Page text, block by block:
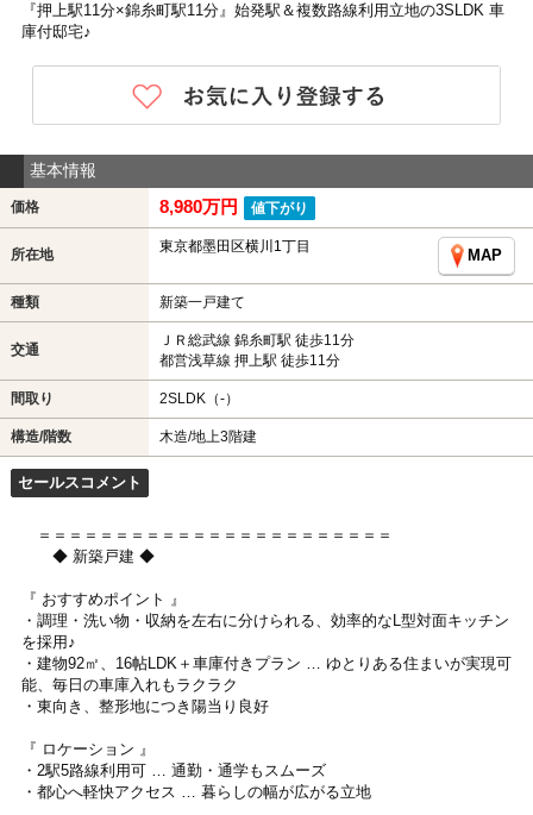
『押上駅11分×錦糸町駅11分』始発駅＆複数路線利用立地の3SLDK 車
庫付邸宅♪
基本情報
価格 8,980万円 値下がり
所在地 東京都墨田区横川1丁目
MAP
種類 新築一戸建て
交通
ＪＲ総武線 錦糸町駅 徒歩11分
都営浅草線 押上駅 徒歩11分
間取り 2SLDK（-）
構造/階数 木造/地上3階建
セールスコメント
＝＝＝＝＝＝＝＝＝＝＝＝＝＝＝＝＝＝＝＝＝＝＝
◆ 新築戸建 ◆
『 おすすめポイント 』
・調理・洗い物・収納を左右に分けられる、効率的なL型対面キッチン
を採用♪
・建物92㎡、16帖LDK＋車庫付きプラン … ゆとりある住まいが実現可
能、毎日の車庫入れもラクラク
・東向き、整形地につき陽当り良好
『 ロケーション 』
・2駅5路線利用可 … 通勤・通学もスムーズ
・都心へ軽快アクセス … 暮らしの幅が広がる立地